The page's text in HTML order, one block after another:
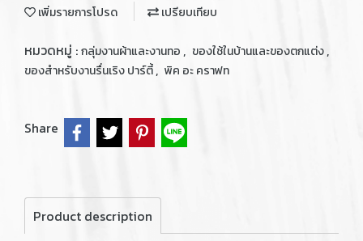
เพิ่มรายการโปรด เปรียบเทียบ
หมวดหมู่ :กลุ่มงานผ้าและงานทอ , ของใช้ในบ้านและของตกแต่ง,
ของสำหรับงานรื่นเริง ปาร์ตี้, พิค อะ คราฟท
Share
Product description